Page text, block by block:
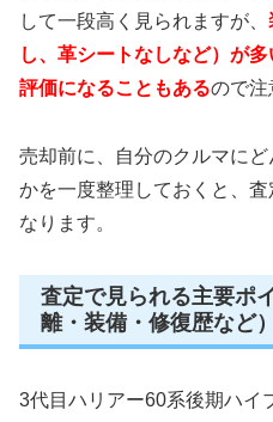
して一段高く見られますが、
し、革シートなしなど）が
評価になることもあるので注
売却前に、自分のクルマに
かを一度整理しておくと、
なります。
査定で見られる主要ポ
離・装備・修復歴など）
3代目ハリアー60系後期ハイ